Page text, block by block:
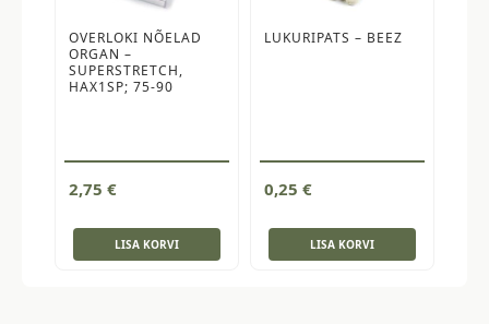
OVERLOKI NÕELAD
ORGAN –
SUPERSTRETCH,
HAX1SP; 75-90
2,75 €
LISA KORVI
LUKURIPATS – BEEZ
0,25 €
LISA KORVI